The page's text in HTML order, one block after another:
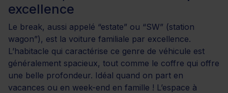
excellence
Le break, aussi appelé “estate” ou “SW” (station
wagon”), est la voiture familiale par excellence.
L’habitacle qui caractérise ce genre de véhicule est
généralement spacieux, tout comme le coffre qui offre
une belle profondeur. Idéal quand on part en
vacances ou en week-end en famille ! L’espace à